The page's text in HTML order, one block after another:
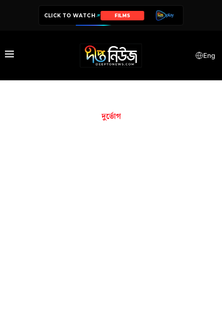
CLICK TO WATCH FILMS
Eng
দুর্ভোগ